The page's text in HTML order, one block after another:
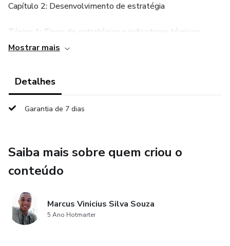
Capítulo 2: Desenvolvimento de estratégia
Tópico 1: Tipos de estratégias e indicadores técnicos
Tópico 3: Uso de robôs de trading.
Capítulo 3: Gerenciamento de conta
Tópico 2: Uso de ferramentas de análise
Mostrar mais
Detalhes
Garantia de 7 dias
Saiba mais sobre quem criou o
conteúdo
Marcus Vinicius Silva Souza
5 Ano Hotmarter